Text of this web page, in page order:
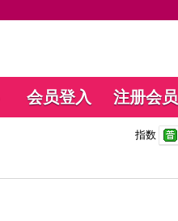
会员登入 注册会员
指数